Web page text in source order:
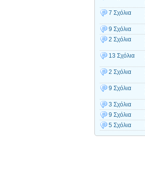
7 Σχόλια
9 Σχόλια
2 Σχόλια
13 Σχόλια
2 Σχόλια
9 Σχόλια
3 Σχόλια
9 Σχόλια
5 Σχόλια